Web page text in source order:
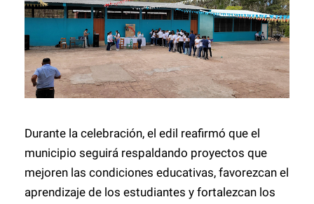
Durante la celebración, el edil reafirmó que el
municipio seguirá respaldando proyectos que
mejoren las condiciones educativas, favorezcan el
aprendizaje de los estudiantes y fortalezcan los